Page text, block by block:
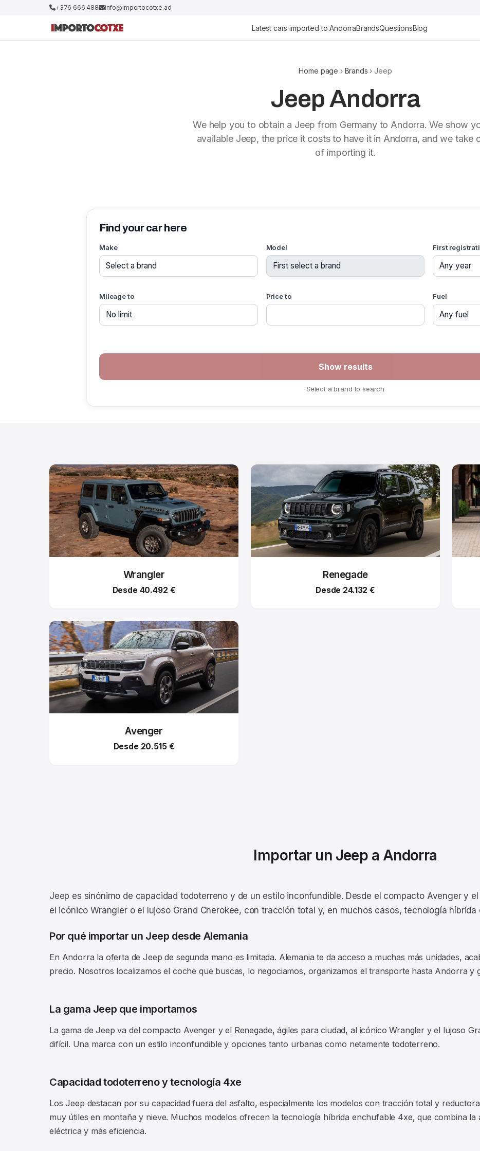
+376 666 488 info@importocotxe.ad
Latest cars imported to AndorraBrandsQuestionsBlog
Home page › Brands › Jeep
Jeep Andorra
We help you to obtain a Jeep from Germany to Andorra. We show
available Jeep, the price it costs to have it in Andorra, and we take
of importing it.
Find your car here
Make Model First
Mileage to Price to Fuel
Select a brand to search
Wrangler
Desde 40.492 €
Renegade
Desde 24.132 €
Avenger
Desde 20.515 €
Importar un Jeep a Andorra
Jeep es sinónimo de capacidad todoterreno y de un estilo inconfundible. Desde el compacto Avenger y
el icónico Wrangler o el lujoso Grand Cherokee, con tracción total y, en muchos casos, tecnología híbrida
Por qué importar un Jeep desde Alemania
En Andorra la oferta de Jeep de segunda mano es limitada. Alemania te da acceso a muchas más unidades,
precio. Nosotros localizamos el coche que buscas, lo negociamos, organizamos el transporte hasta Andorra y
La gama Jeep que importamos
La gama de Jeep va del compacto Avenger y el Renegade, ágiles para ciudad, al icónico Wrangler y el lujoso
difícil. Una marca con un estilo inconfundible y opciones tanto urbanas como netamente todoterreno.
Capacidad todoterreno y tecnología 4xe
Los Jeep destacan por su capacidad fuera del asfalto, especialmente los modelos con tracción total y
muy útiles en montaña y nieve. Muchos modelos ofrecen la tecnología híbrida enchufable 4xe, que combina
eléctrica y más eficiencia.